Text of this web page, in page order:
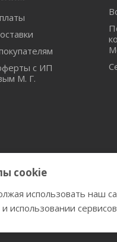
с ИП
М. Г.
оборудования с
307667226300017
cookie
использовать наш
использовании